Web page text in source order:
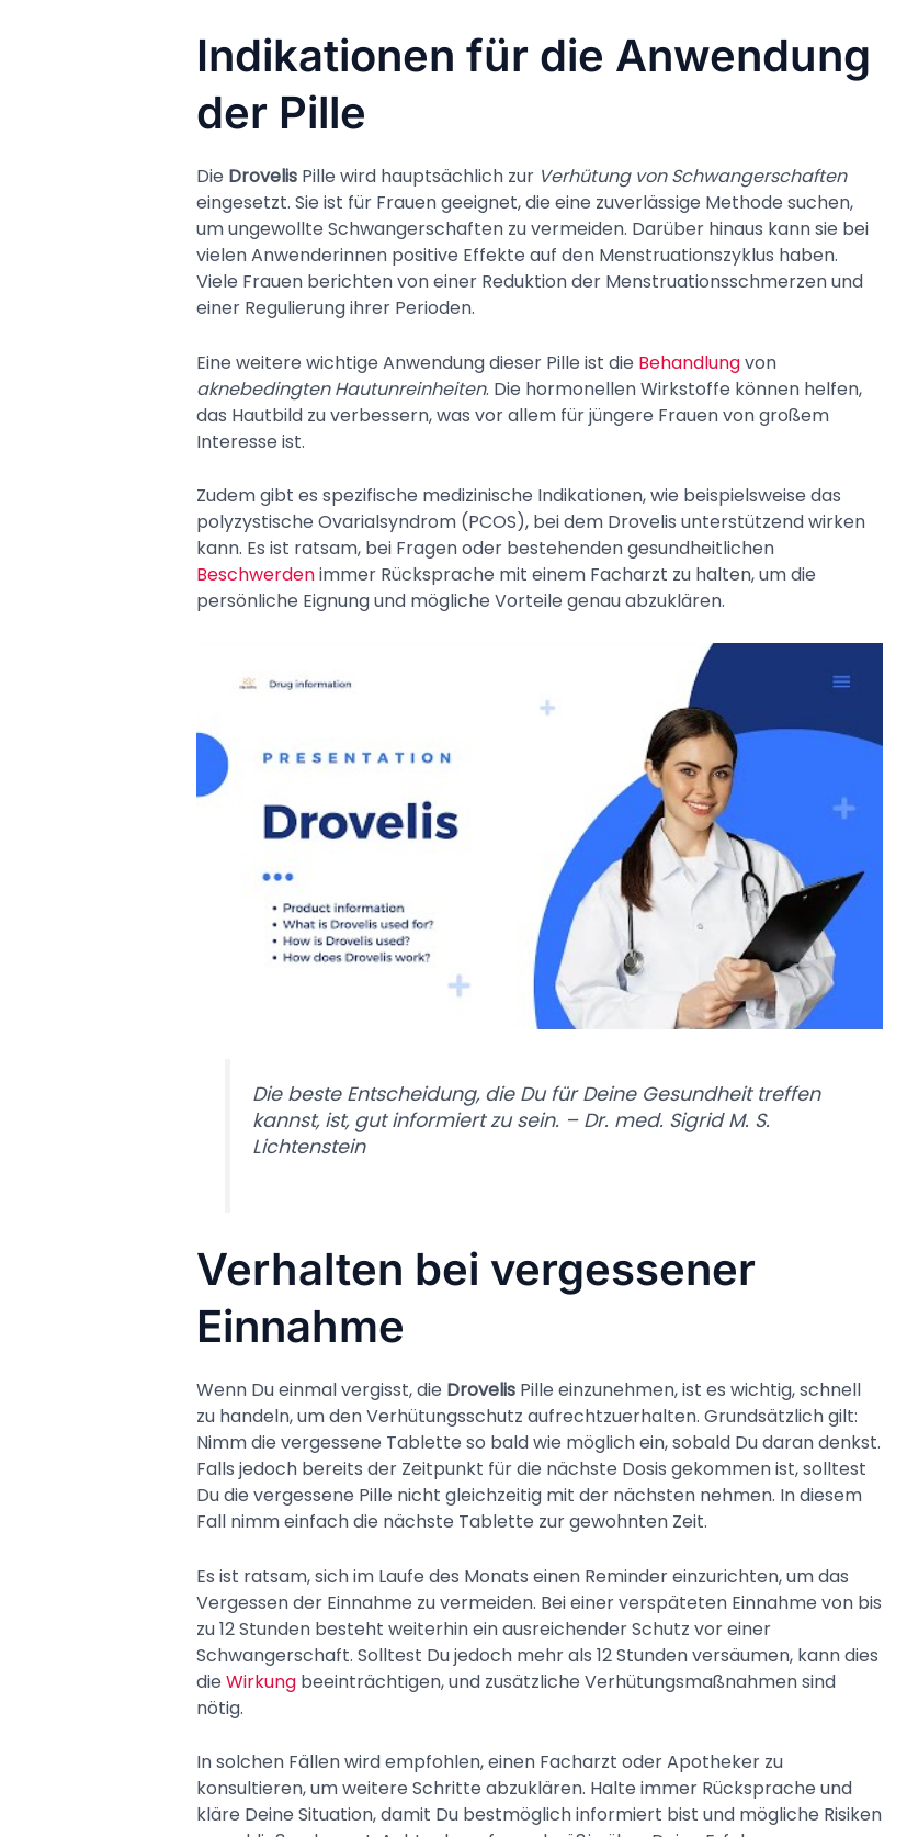
Indikationen für die Anwendung
der Pille
Die DrovelisPille wird hauptsächlich zur Verhütung von Schwangerschaften
eingesetzt. Sie ist für Frauen geeignet, die eine zuverlässige Methode suchen,
um ungewollte Schwangerschaften zu vermeiden. Darüber hinaus kann sie bei
vielen Anwenderinnen positive Effekte auf den Menstruationszyklus haben.
Viele Frauen berichten von einer Reduktion der Menstruationsschmerzen und
einer Regulierung ihrer Perioden.
Eine weitere wichtige Anwendung dieser Pille ist die Behandlungvon
aknebedingten Hautunreinheiten. Die hormonellen Wirkstoffe können helfen,
das Hautbild zu verbessern, was vor allem für jüngere Frauen von großem
Interesse ist.
Zudem gibt es spezifische medizinische Indikationen, wie beispielsweise das
polyzystische Ovarialsyndrom (PCOS), bei dem Drovelis unterstützend wirken
kann. Es ist ratsam, bei Fragen oder bestehenden gesundheitlichen
Beschwerdenimmer Rücksprache mit einem Facharzt zu halten, um die
persönliche Eignung und mögliche Vorteile genau abzuklären.
Die beste Entscheidung, die Du für Deine Gesundheit treffen
kannst, ist, gut informiert zu sein. – Dr. med. Sigrid M. S.
Lichtenstein
Verhalten bei vergessener
Einnahme
Wenn Du einmal vergisst, die DrovelisPille einzunehmen, ist es wichtig, schnell
zu handeln, um den Verhütungsschutz aufrechtzuerhalten. Grundsätzlich gilt:
Nimm die vergessene Tablette so bald wie möglich ein, sobald Du daran denkst.
Falls jedoch bereits der Zeitpunkt für die nächste Dosis gekommen ist, solltest
Du die vergessene Pille nicht gleichzeitig mit der nächsten nehmen. In diesem
Fall nimm einfach die nächste Tablette zur gewohnten Zeit.
Es ist ratsam, sich im Laufe des Monats einen Reminder einzurichten, um das
Vergessen der Einnahme zu vermeiden. Bei einer verspäteten Einnahme von bis
zu 12 Stunden besteht weiterhin ein ausreichender Schutz vor einer
Schwangerschaft. Solltest Du jedoch mehr als 12 Stunden versäumen, kann dies
die Wirkungbeeinträchtigen, und zusätzliche Verhütungsmaßnahmen sind
nötig.
In solchen Fällen wird empfohlen, einen Facharzt oder Apotheker zu
konsultieren, um weitere Schritte abzuklären. Halte immer Rücksprache und
kläre Deine Situation, damit Du bestmöglich informiert bist und mögliche Risiken